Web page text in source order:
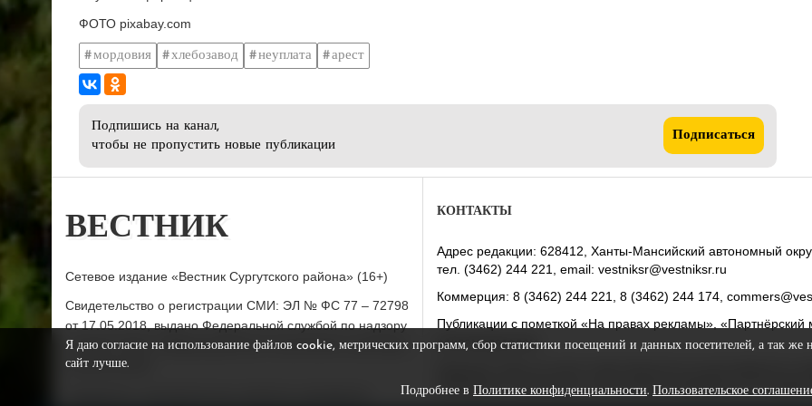
ФОТО pixabay.com
мордовия хлебозавод неуплата арест
Подпишись на канал,
чтобы не пропустить новые публикации
Подписаться
ВЕСТНИК
Сетевое издание «Вестник Сургутского района» (16+)
Свидетельство о регистрации СМИ: ЭЛ № ФС 77 – 72798
от 17.05.2018, выдано Федеральной службой по надзору
в сфере связи, информационных технологий и массовых
коммуникаций.
КОНТАКТЫ
Адрес редакции: 628412, Ханты-Мансийский автономный
тел. (3462) 244 221, email: vestniksr@vestniksr.ru
Коммерция: 8 (3462) 244 221, 8 (3462) 244 174,
Публикации с пометкой «На правах рекламы»,
рекламодателем.
Материалы помеченные этим значком публикуются на правах
Я даю согласие на использование файлов cookie, метрических программ, сбор статистики посещений и данных посетителей, а так же
сайт лучше.
Подробнее в Политике конфиденциальности. Пользовательское